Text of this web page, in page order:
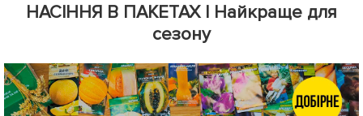
НАСІННЯ В ПАКЕТАХ | Найкраще для
сезону